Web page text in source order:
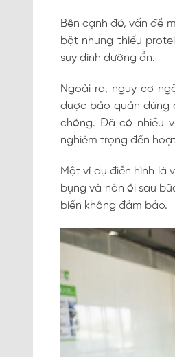
Bên cạnh đó, vấn đề
bột nhưng thiếu
suy dinh dưỡng ẩn.
Ngoài ra, nguy cơ
được bảo quản đúng
chóng. Đã có nhiều
nghiêm trọng đến
Một ví dụ điển hình là
bụng và nôn ói sau
biến không đảm bảo.